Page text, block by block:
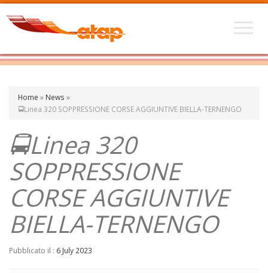
Home » News »
🚍Linea 320 SOPPRESSIONE CORSE AGGIUNTIVE BIELLA-TERNENGO
🚍Linea 320
SOPPRESSIONE
CORSE AGGIUNTIVE
BIELLA-TERNENGO
Pubblicato il : 6 July 2023